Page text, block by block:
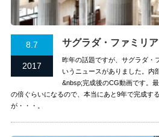
8.7
2017
サグラダ・ファミリ
昨年の話題ですが、サグラダ・
いうニュースがありました。内
&nbsp;完成後のCG動画です。
の倍ぐらいになるので、本当にあと9年で完成す
が・・・。